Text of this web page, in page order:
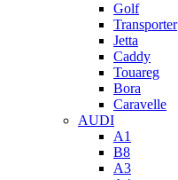
Golf
Transporter
Jetta
Caddy
Touareg
Bora
Caravelle
AUDI
A1
B8
A3